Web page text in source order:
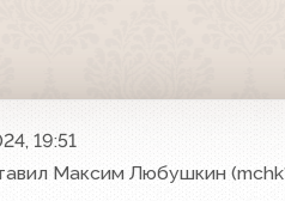
19:51
Максим Любушкин